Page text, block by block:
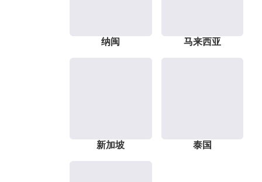
纳闽 马来西亚
新加坡 泰国